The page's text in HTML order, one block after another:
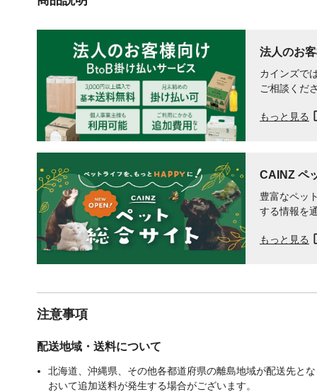
法人のお
カインズで
ご相談くだ
もっと見る
CAINZ ペ
豊富なペッ
する情報を
もっと見る
注意事項
配送地域・送料について
北海道、沖縄県、その他各都道府県の離島地域が配送先と
おいて追加送料が発生する場合がございます。